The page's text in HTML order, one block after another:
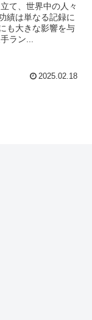
て、世界中の人々
績は単なる記録に
も大きな影響を与
ラン...
2025.02.18